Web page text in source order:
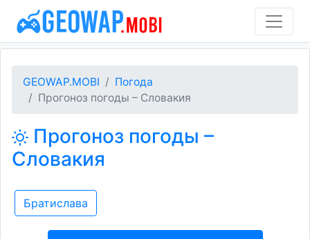
GEOWAP.MOBI
Погода
Прогоноз погоды – Словакия
Прогоноз погоды –
Словакия
Братислава